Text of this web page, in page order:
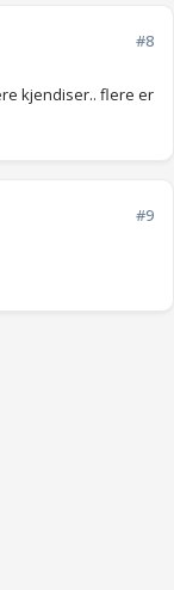
#8
kjendiser.. flere er
#9